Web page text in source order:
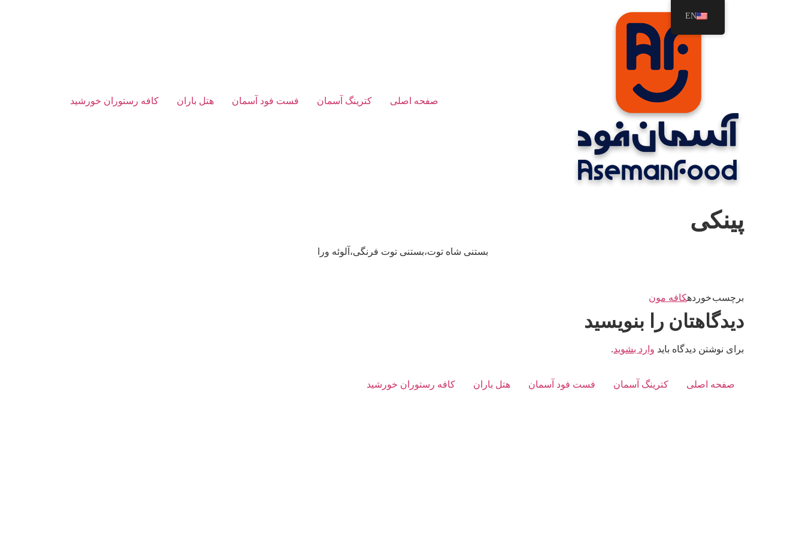
صفحه اصلی کترینگ آسمان فست فود آسمان هتل باران کافه رستوران خورشید
پینکی
بستنی شاه توت،بستنی توت فرنگی،آلوئه ورا
برچسب خوردهکافه مون
دیدگاهتان را بنویسید
برای نوشتن دیدگاه باید وارد بشوید.
صفحه اصلی کترینگ آسمان فست فود آسمان هتل باران کافه رستوران خورشید
EN